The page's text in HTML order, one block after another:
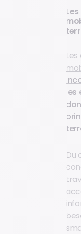
Les
les
Du